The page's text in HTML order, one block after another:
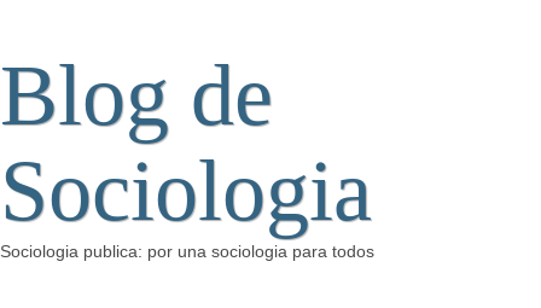
Blog de
Sociologia
Sociologia publica: por una sociologia para todos